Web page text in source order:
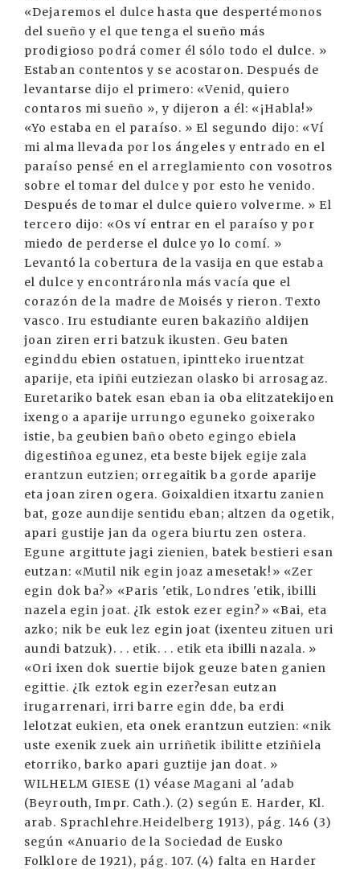
«Dejaremos el dulce hasta que despertémonos
del sueño y el que tenga el sueño más
prodigioso podrá comer él sólo todo el dulce. »
Estaban contentos y se acostaron. Después de
levantarse dijo el primero: «Venid, quiero
contaros mi sueño », y dijeron a él: «¡Habla!»
«Yo estaba en el paraíso. » El segundo dijo: «Ví
mi alma llevada por los ángeles y entrado en el
paraíso pensé en el arreglamiento con vosotros
sobre el tomar del dulce y por esto he venido.
Después de tomar el dulce quiero volverme. » El
tercero dijo: «Os ví entrar en el paraíso y por
miedo de perderse el dulce yo lo comí. »
Levantó la cobertura de la vasija en que estaba
el dulce y encontráronla más vacía que el
corazón de la madre de Moisés y rieron. Texto
vasco. Iru estudiante euren bakaziño aldijen
joan ziren erri batzuk ikusten. Geu baten
eginddu ebien ostatuen, ipintteko iruentzat
aparije, eta ipiñi eutziezan olasko bi arrosagaz.
Euretariko batek esan eban ia oba elitzatekijoen
ixengo a aparije urrungo eguneko goixerako
istie, ba geubien baño obeto egingo ebiela
digestiñoa egunez, eta beste bijek egije zala
erantzun eutzien; orregaitik ba gorde aparije
eta joan ziren ogera. Goixaldien itxartu zanien
bat, goze aundije sentidu eban; altzen da ogetik,
apari gustije jan da ogera biurtu zen ostera.
Egune argittute jagi zienien, batek bestieri esan
eutzan: «Mutil nik egin joaz amesetak!» «Zer
egin dok ba?» «Paris 'etik, Londres 'etik, ibilli
nazela egin joat. ¿Ik estok ezer egin?» «Bai, eta
azko; nik be euk lez egin joat (ixenteu zituen uri
aundi batzuk). . . etik. . . etik eta ibilli nazala. »
«Ori ixen dok suertie bijok geuze baten ganien
egittie. ¿Ik eztok egin ezer?esan eutzan
irugarrenari, irri barre egin dde, ba erdi
lelotzat eukien, eta onek erantzun eutzien: «nik
uste exenik zuek ain urriñetik ibilitte etziñiela
etorriko, barko apari guztije jan doat. »
WILHELM GIESE (1) véase Magani al 'adab
(Beyrouth, Impr. Cath.). (2) según E. Harder, Kl.
arab. Sprachlehre.Heidelberg 1913), pág. 146 (3)
según «Anuario de la Sociedad de Eusko
Folklore de 1921), pág. 107. (4) falta en Harder